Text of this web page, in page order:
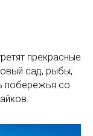
прекрасные
сад, рыбы,
побережья со